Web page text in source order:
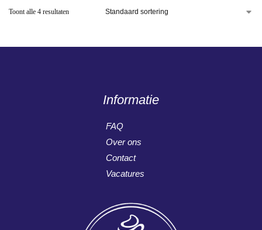
Toont alle 4 resultaten
Informatie
FAQ
Over ons
Contact
Vacatures